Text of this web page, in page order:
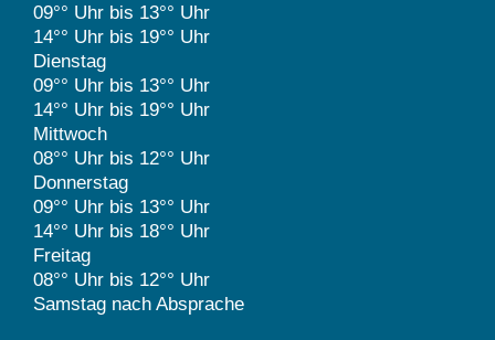
09°° Uhr bis 13°° Uhr
14°° Uhr bis 19°° Uhr
Dienstag
09°° Uhr bis 13°° Uhr
14°° Uhr bis 19°° Uhr
Mittwoch
08°° Uhr bis 12°° Uhr
Donnerstag
09°° Uhr bis 13°° Uhr
14°° Uhr bis 18°° Uhr
Freitag
08°° Uhr bis 12°° Uhr
Samstag nach Absprache